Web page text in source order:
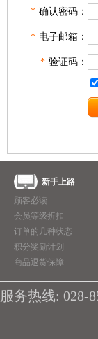
商用分体台式机
家用一体台式机
商用一体台式机
ThinkStation工
数码配件
* 确认密码：
* 电子邮箱：
* 验证码：
新手上路
顾客必读
会员等级折扣
订单的几种状态
积分奖励计划
商品退货保障
服务热线: 028-